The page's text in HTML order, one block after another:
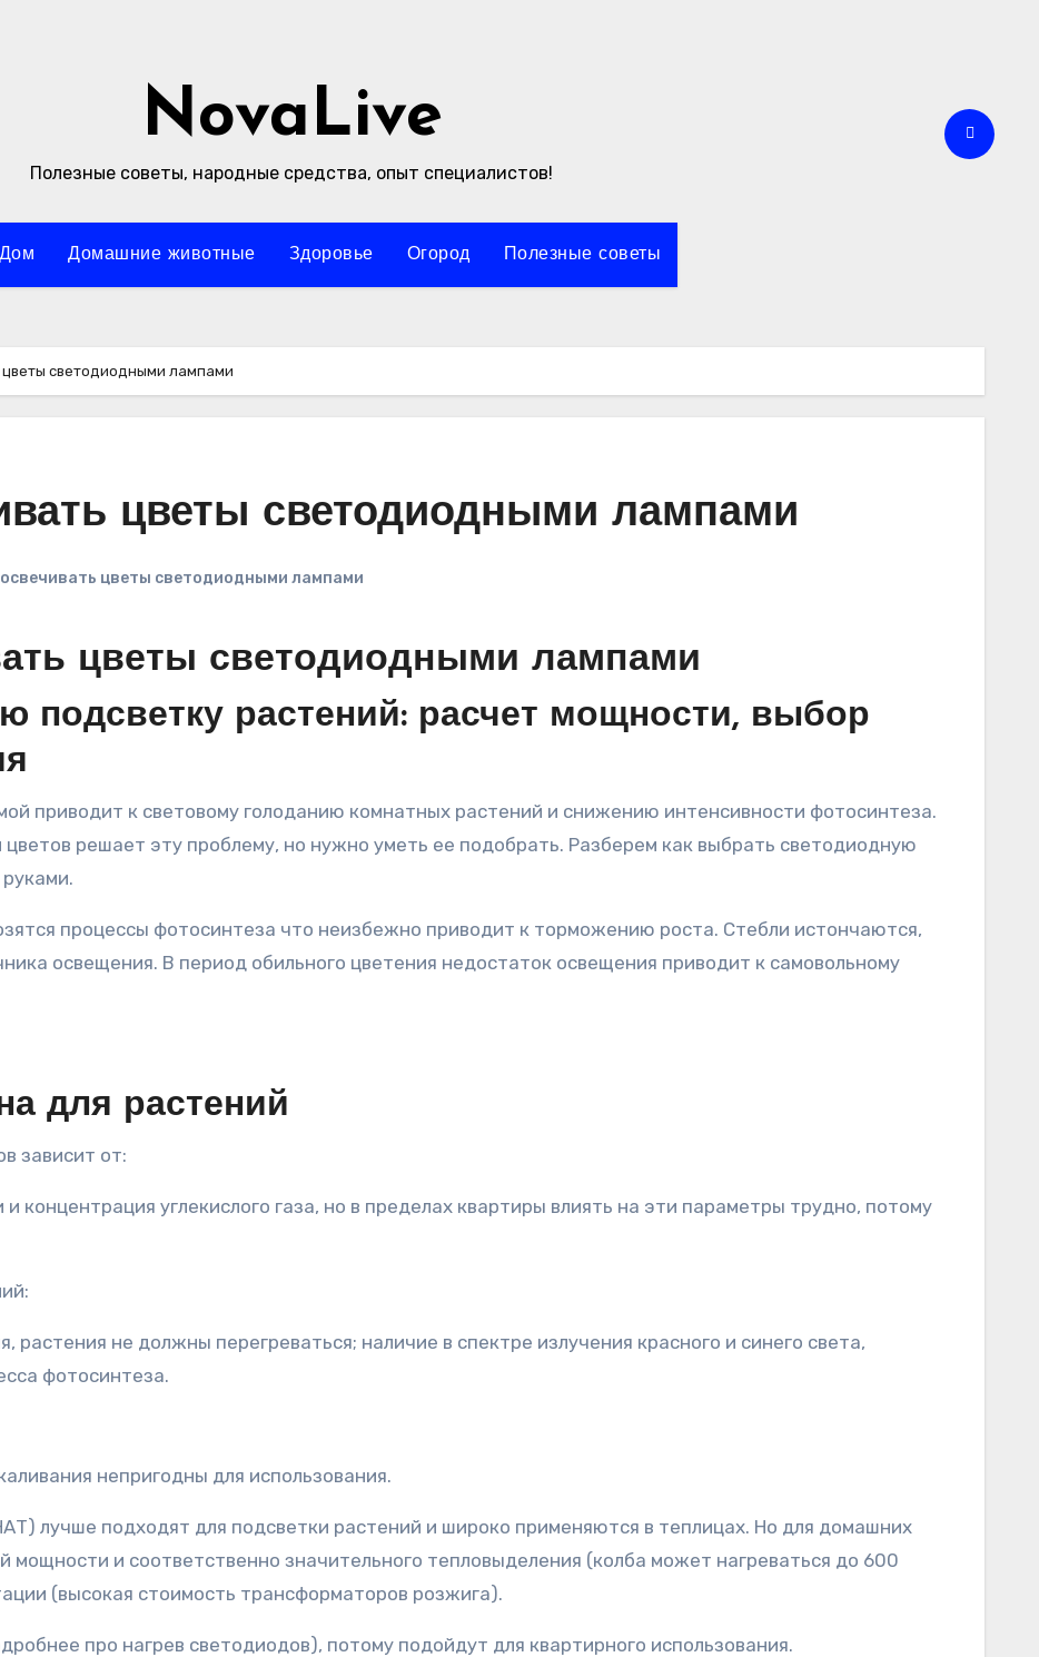
NovaLive
Полезные советы, народные средства, опыт специалистов!
Дом Домашние животные Здоровье Огород Полезные советы
светодиодными лампами
цветы светодиодными лампами
цветы светодиодными лампами
цветы светодиодными лампами
подсветку растений: расчет мощности, выбор
решает эту проблему, но нужно уметь ее подобрать. Разберем как выбрать светодиодную
процессы фотосинтеза что неизбежно приводит к торможению роста. Стебли истончаются,
освещения. В период обильного цветения недостаток освещения приводит к самовольному
для растений
зависит от:
углекислого газа, но в пределах квартиры влиять на эти параметры трудно, потому
растения не должны перегреваться; наличие в спектре излучения красного и синего света,
фотосинтеза.
непригодны для использования.
лучше подходят для подсветки растений и широко применяются в теплицах. Но для домашних
мощности и соответственно значительного тепловыделения (колба может нагреваться до 600
(высокая стоимость трансформаторов розжига).
про нагрев светодиодов), потому подойдут для квартирного использования.